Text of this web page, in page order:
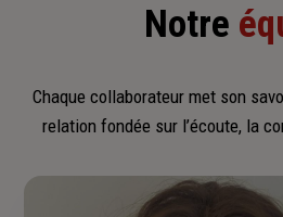
Notre
Chaque collaborateur met son
relation fondée sur l’écoute, la